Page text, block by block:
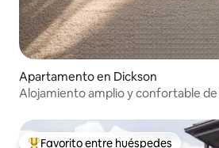
Apartamento en Dickson
Alojamiento amplio y confortable
de Canberra City y de la ANU
Favorito entre huéspedes